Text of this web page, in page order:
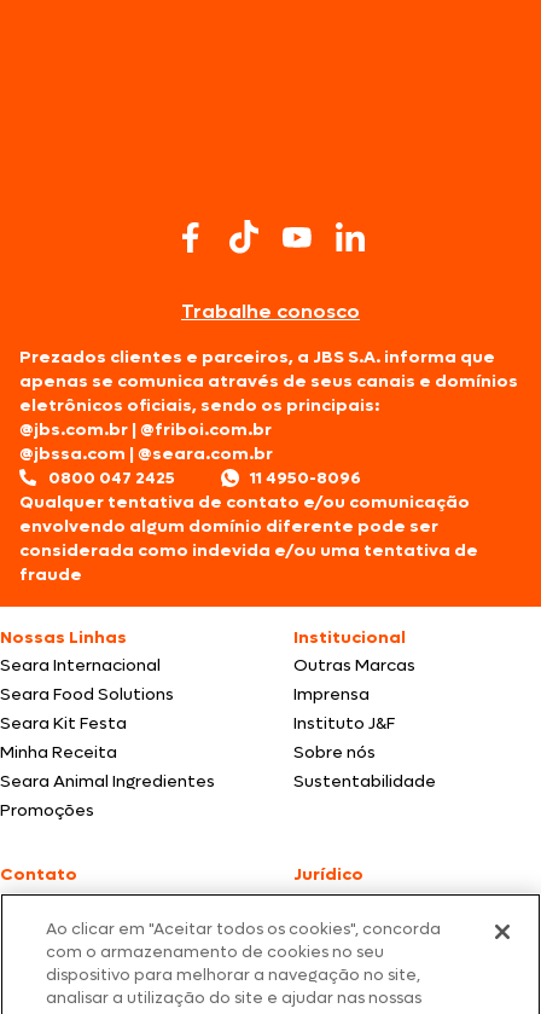
Trabalhe conosco
Prezados clientes e parceiros, a JBS S.A. informa que
apenas se comunica através de seus canais e domínios
eletrônicos oficiais, sendo os principais:
@jbs.com.br |@friboi.com.br
@jbssa.com |@seara.com.br
0800 047 2425
11 4950-8096
Qualquer tentativa de contato e/ou comunicação
envolvendo algum domínio diferente pode ser
considerada como indevida e/ou uma tentativa de
fraude
Nossas Linhas
Seara Internacional
Seara Food Solutions
Seara Kit Festa
Minha Receita
Seara Animal Ingredientes
Promoções
Institucional
Outras Marcas
Imprensa
Instituto J&F
Sobre nós
Sustentabilidade
Contato
Fale Conosco
SAC: +55 0800 047 2425
Jurídico
Política de cookies
Política de privacidade
Fotos meramente ilustrativas | Ofertas válidas enquanto durarem os
Ao clicar em "Aceitar todos os cookies", concorda
com o armazenamento de cookies no seu
dispositivo para melhorar a navegação no site,
analisar a utilização do site e ajudar nas nossas